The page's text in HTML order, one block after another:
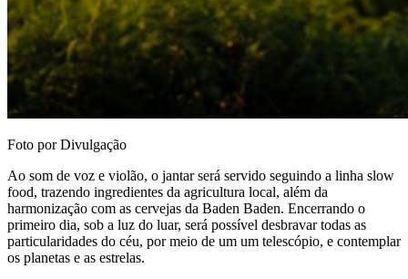
Foto por Divulgação
Ao som de voz e violão, o jantar será servido seguindo a linha slow
food, trazendo ingredientes da agricultura local, além da
harmonização com as cervejas da Baden Baden. Encerrando o
primeiro dia, sob a luz do luar, será possível desbravar todas as
particularidades do céu, por meio de um um telescópio, e contemplar
os planetas e as estrelas.